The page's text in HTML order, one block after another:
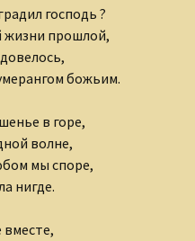
господь ?
прошлой,
божьим.
в горе,
волне,
мы споре,
нигде.